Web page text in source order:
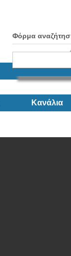
Φόρμα
Κανάλια